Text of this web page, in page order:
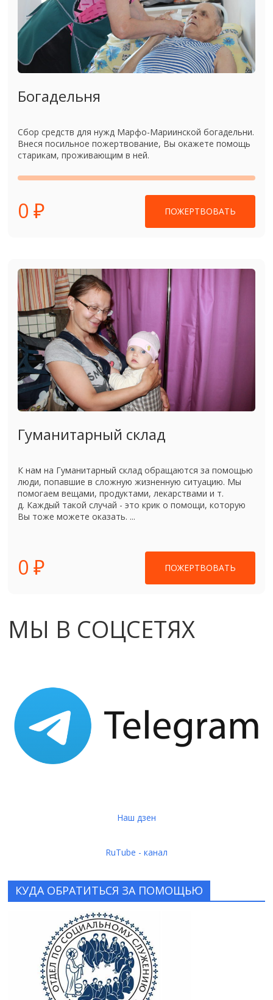
Богадельня
Сбор средств для нужд Марфо-Мариинской богадельни.
Внеся посильное пожертвование, Вы окажете помощь
старикам, проживающим в ней.
0 ₽ ПОЖЕРТВОВАТЬ
Гуманитарный склад
К нам на Гуманитарный склад обращаются за помощью
люди, попавшие в сложную жизненную ситуацию. Мы
помогаем вещами, продуктами, лекарствами и т.
д. Каждый такой случай - это крик о помощи, которую
Вы тоже можете оказать. ...
0 ₽ ПОЖЕРТВОВАТЬ
МЫ В СОЦСЕТЯХ
Наш дзен
RuTube - канал
КУДА ОБРАТИТЬСЯ ЗА ПОМОЩЬЮ